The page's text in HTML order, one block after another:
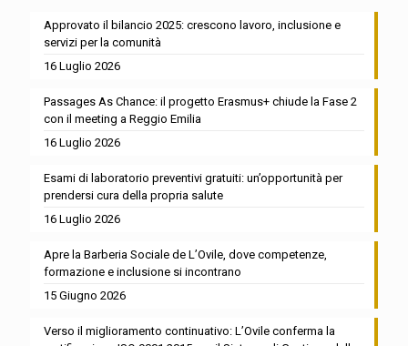
Approvato il bilancio 2025: crescono lavoro, inclusione e
servizi per la comunità
16 Luglio 2026
Passages As Chance: il progetto Erasmus+ chiude la Fase 2
con il meeting a Reggio Emilia
16 Luglio 2026
Esami di laboratorio preventivi gratuiti: un’opportunità per
prendersi cura della propria salute
16 Luglio 2026
Apre la Barberia Sociale de L’Ovile, dove competenze,
formazione e inclusione si incontrano
15 Giugno 2026
Verso il miglioramento continuativo: L’Ovile conferma la